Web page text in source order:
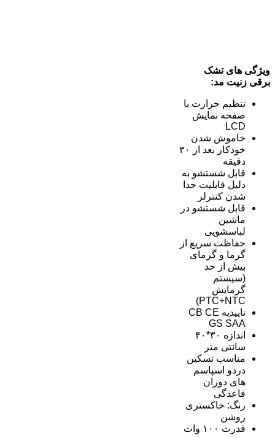
ویژگی های تشک
برقی زنیت مد:
تنظیم حرارت با
صفحه نمایش
LCD
خاموش شدن
خودکار بعد از ۳۰
دقیقه
قابل شستشو به
دلیل قابلیت جدا
شدن کنترلر
قابل شستشو در
ماشین
لباسشویی
حفاظت سریع از
گرما و گرمای
بیش از حد
(سیستم
گرمایش
PTC+NTC)
تاییدیه CB CE
GS SAA
اندازه ۳۰*۴۰
سانتی متر
مناسب تسکین
دردو اسپاسم
های دوران
قاعدگی
رنگ: خاکستری
روشن
قدرت ۱۰۰ وات